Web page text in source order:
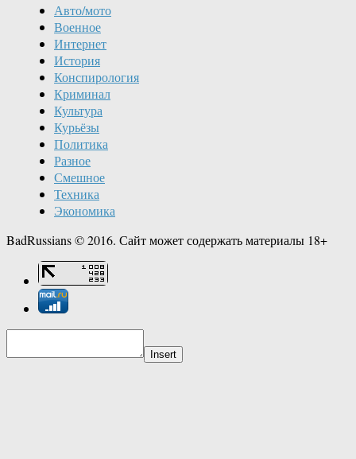
Авто/мото
Военное
Интернет
История
Конспирология
Криминал
Культура
Курьёзы
Политика
Разное
Смешное
Техника
Экономика
BadRussians © 2016. Сайт может содержать материалы 18+
Insert